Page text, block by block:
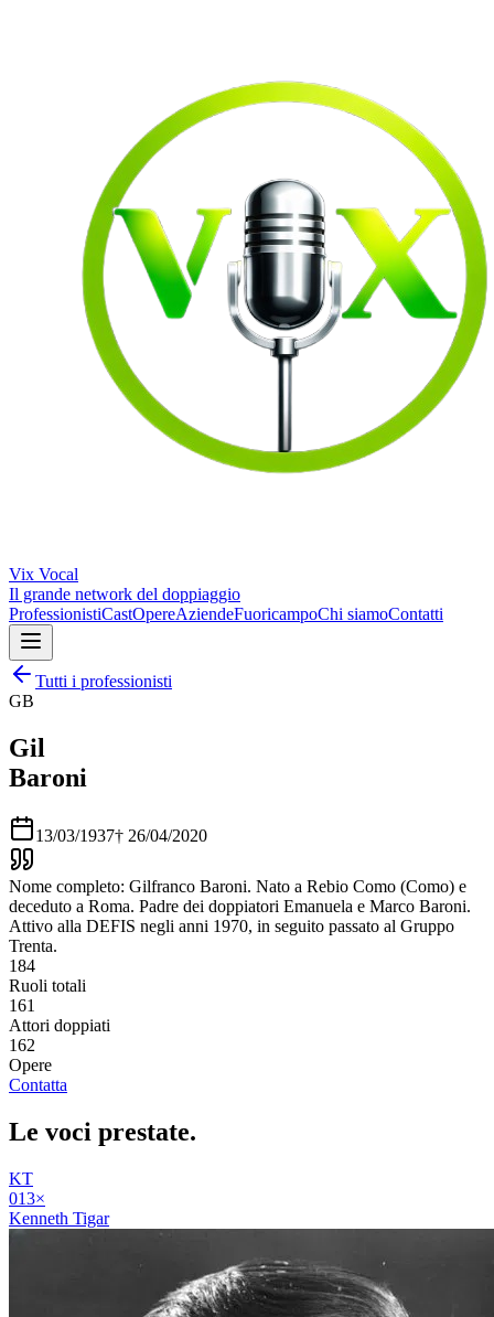
Vix Vocal
Il grande network del doppiaggio
ProfessionistiCastOpereAziendeFuoricampoChi siamoContatti
Tutti i professionisti
GB
Gil
Baroni
13/03/1937† 26/04/2020
Nome completo: Gilfranco Baroni. Nato a Rebio Como (Como) e
deceduto a Roma. Padre dei doppiatori Emanuela e Marco Baroni.
Attivo alla DEFIS negli anni 1970, in seguito passato al Gruppo
Trenta.
184
Ruoli totali
161
Attori doppiati
162
Opere
Contatta
Le voci prestate.
KT
013×
Kenneth Tigar